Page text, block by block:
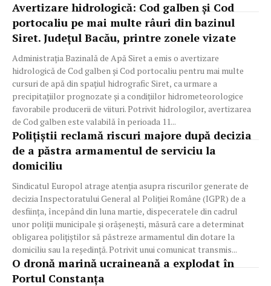
Avertizare hidrologică: Cod galben și Cod
portocaliu pe mai multe râuri din bazinul
Siret. Județul Bacău, printre zonele vizate
Administrația Bazinală de Apă Siret a emis o avertizare
hidrologică de Cod galben și Cod portocaliu pentru mai multe
cursuri de apă din spațiul hidrografic Siret, ca urmare a
precipitațiilor prognozate și a condițiilor hidrometeorologice
favorabile producerii de viituri. Potrivit hidrologilor, avertizarea
de Cod galben este valabilă în perioada 11...
Polițiștii reclamă riscuri majore după decizia
de a păstra armamentul de serviciu la
domiciliu
Sindicatul Europol atrage atenția asupra riscurilor generate de
decizia Inspectoratului General al Poliției Române (IGPR) de a
desființa, începând din luna martie, dispeceratele din cadrul
unor poliții municipale și orășenești, măsură care a determinat
obligarea polițiștilor să păstreze armamentul din dotare la
domiciliu sau la reședință. Potrivit unui comunicat transmis...
O dronă marină ucraineană a explodat în
Portul Constanța